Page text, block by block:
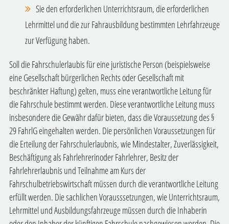
Sie den erforderlichen Unterrichtsraum, die erforderlichen
Lehrmittel und die zur Fahrausbildung bestimmten Lehrfahrzeuge
zur Verfügung haben.
Soll die Fahrschulerlaubis für eine juristische Person (beispielsweise
eine Gesellschaft bürgerlichen Rechts oder Gesellschaft mit
beschränkter Haftung) gelten, muss eine verantwortliche Leitung für
die Fahrschule bestimmt werden. Diese verantwortliche Leitung muss
insbesondere die Gewähr dafür bieten, dass die Voraussetzung des §
29 FahrlG eingehalten werden. Die persönlichen Voraussetzungen für
die Erteilung der Fahrschulerlaubnis, wie Mindestalter, Zuverlässigkeit,
Beschäftigung als Fahrlehrerinoder Fahrlehrer, Besitz der
Fahrlehrerlaubnis und Teilnahme am Kurs der
Fahrschulbetriebswirtschaft müssen durch die verantwortliche Leitung
erfüllt werden. Die sachlichen Vorausssetzungen, wie Unterrichtsraum,
Lehrmittel und Ausbildungsfahrzeuge müssen durch die Inhaberin